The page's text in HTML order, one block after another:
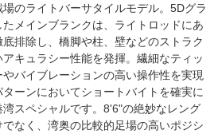
のライトバーサタイルモデル。5Dグラ
メインブランクは、ライトロッドにあ
排除し、橋脚や柱、壁などのストラク
キュラシー性能を発揮。繊細なティッ
バイブレーションの高い操作性を実現
ーンにおいてショートバイトを確実に
スペシャルです。8'6"の絶妙なレング
なく、湾奥の比較的足場の高いポジシ